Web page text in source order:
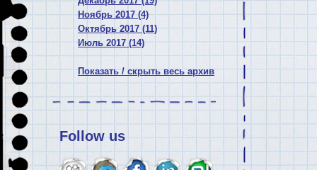
Ноябрь 2017 (4)
Октябрь 2017 (11)
Июль 2017 (14)
Показать / скрыть весь архив
Follow us